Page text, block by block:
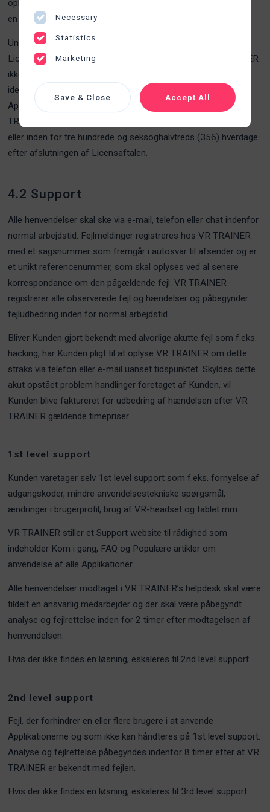
oplysninger i systemet. VR TRAINER vil udføre og opretholde
en daglig backup af systemet, der skal udføres hver 24 timer.
Undtagen når det er nødvendigt for opfyldelsen af
Licensaftalen mellem VR TRAINER og Kunden vil VR TRAINER
ikke videregive oplysninger fra Kunden til tredjepart i nogen
identificerbar form. Personoplysninger afgivet af og gemt i
Applikationerne af Kunden vil blive slettet fra systemet af VR
TRAINER på det tidligste tidspunkt efter Kundens anmodning
eller inden for tre hundrede og seksoghalvtreds (356) hverdage
efter afslutningen af Licensaftalen.
4.2 Support
Alle henvendelser skal ske via e-mail, telefon eller chat indenfor
normal arbejdstid. Fejlmeldinger registreres hos VR TRAINER
med et sagsnummer som fremgår i autosvar til afsender og er
et unikt referencenummer, som skal oplyses ved al senere
korrespondance om den pågældende fejl. VR TRAINER
registrerer alle observerede fejl og hændelser og påbegynder
fejludbedring inden for normal arbejdstid.
Bliver Kunden gjort bekendt med alvorlige akutte fejl som f.eks.
hacking, har Kunden pligt til at oplyse VR TRAINER om dette
straks via telefon eller e-mail uanset tidspunktet. Skyldes dette
akut opstået problem handlinger foretaget af Kunden, vil
Kunden blive faktureret for udbedring af hændelsen efter VR
TRAINER gældende timepriser.
1st level support
Kunden varetager selv 1st level support som f.eks. fornyelse af
adgangskoder, mindre anvendelsestekniske spørgsmål,
ændringer i brugerprofil, brug af VR-headset og tablet mm.
VR TRAINER stiller et Support website til rådighed som
indeholder Kom i gang, FAQ og Populære artikler om
anvendelse af alle Applikationer.
Alle henvendelser modtaget i VR TRAINER’s helpdesk skal være
tildelt en ansvarlig medarbejder og der skal være påbegyndt
analyse og fejlrettelse inden for 2 timer efter modtagelsen af
henvendelsen.
Hvis der ikke findes en løsning, eskaleres til 2nd level support.
2nd level support
Fejl, der forhindrer en eller flere brugere i at anvende
Applikationerne og som ikke kan håndteres på 1st level support.
Analyse og fejlrettelse påbegyndes indenfor 8 timer efter at VR
TRAINER er bekendt med fejlen.
Hvis der ikke findes en løsning, eskaleres til 3rd level support.
Necessary
Statistics
Marketing
Save & Close Accept All